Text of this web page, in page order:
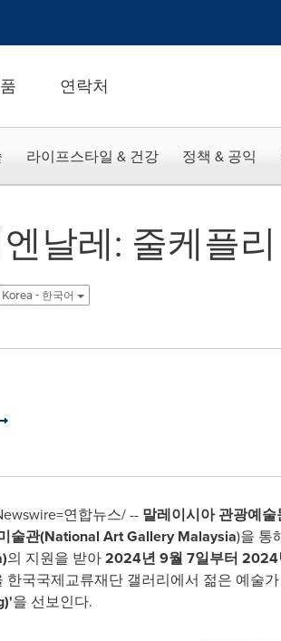
연락처
라이프스타일 & 건강 정책 & 공익
날레: 줄케플
Korea - 한국어
연합뉴스/ -- 말레이시아 관광예
술관(National Art Gallery Malaysia)을 통
의 지원을 받아2024년 9월 7일부터 2024
국국제교류재단 갤러리에서 젊은 예술가
을 선보인다.